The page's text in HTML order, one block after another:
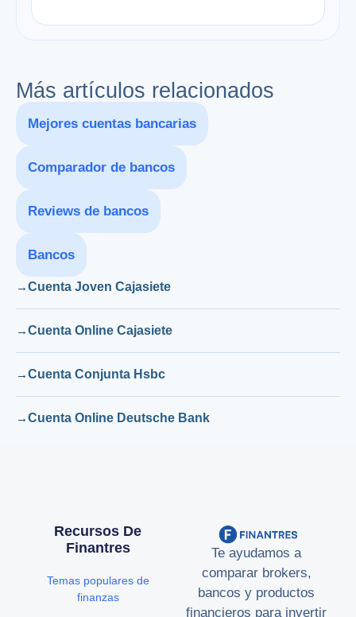
Más artículos relacionados
Mejores cuentas bancarias
Comparador de bancos
Reviews de bancos
Bancos
Cuenta Joven Cajasiete
Cuenta Online Cajasiete
Cuenta Conjunta Hsbc
Cuenta Online Deutsche Bank
Te ayudamos a
comparar brokers,
bancos y productos
financieros para invertir
Recursos De
Finantres
Temas populares de
finanzas